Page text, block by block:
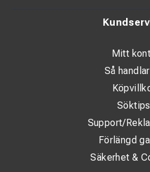
Mitt
Så
Söktips
Support/
Förlängd
Säkerhet &